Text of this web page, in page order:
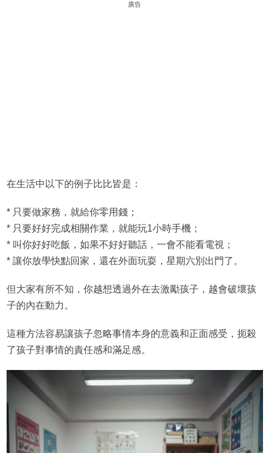
廣告
在生活中以下的例子比比皆是：
* 只要做家務，就給你零用錢；
* 只要好好完成相關作業，就能玩1小時手機；
* 叫你好好吃飯，如果不好好聽話，一會不能看電視；
* 讓你放學快點回家，還在外面玩耍，星期六別出門了。
但大家有所不知，你越想透過外在去激勵孩子，越會破壞孩
子的內在動力。
這種方法容易讓孩子忽略事情本身的意義和正面感受，扼殺
了孩子對事情的責任感和滿足感。